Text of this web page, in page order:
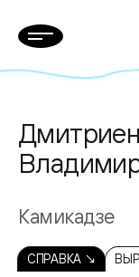
Камикадзе
СПРАВКА ↘